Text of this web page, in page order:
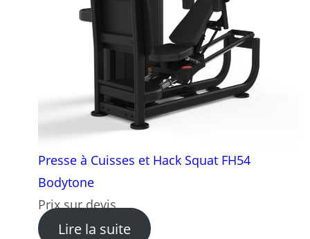
Presse à Cuisses et Hack Squat FH54
Bodytone
Prix sur devis
Lire la suite: Presse à Cuisses et Hack